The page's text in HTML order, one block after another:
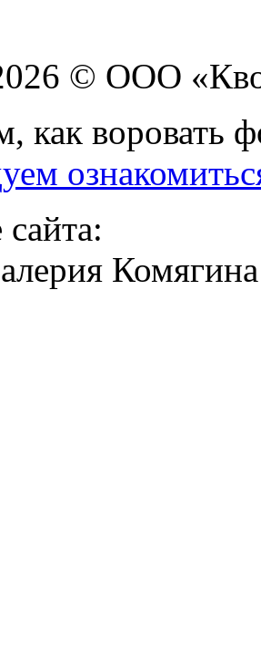
© ООО
как воровать
Комягина